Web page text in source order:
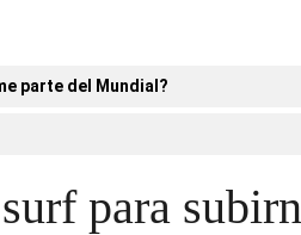
parte del Mundial?
para